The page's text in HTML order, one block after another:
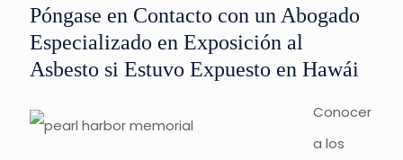
Póngase en Contacto con un Abogado
Especializado en Exposición al
Asbesto si Estuvo Expuesto en Hawái
Conocer
a los